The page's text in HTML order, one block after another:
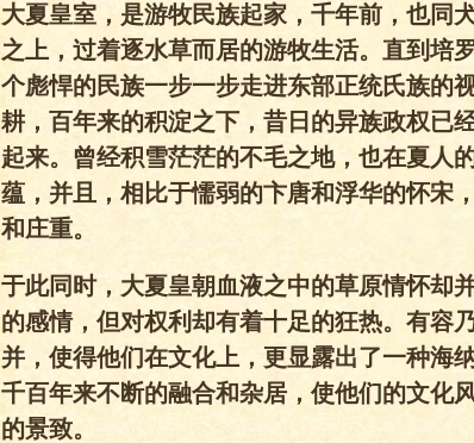
大夏皇室，是游牧民族起家，千年前，也同
之上，过着逐水草而居的游牧生活。直到培
个彪悍的民族一步一步走进东部正统氏族的
耕，百年来的积淀之下，昔日的异族政权已
起来。曾经积雪茫茫的不毛之地，也在夏人
蕴，并且，相比于懦弱的卞唐和浮华的怀宋
和庄重。
于此同时，大夏皇朝血液之中的草原情怀却
的感情，但对权利却有着十足的狂热。有容
并，使得他们在文化上，更显露出了一种海
千百年来不断的融合和杂居，使他们的文化
的景致。